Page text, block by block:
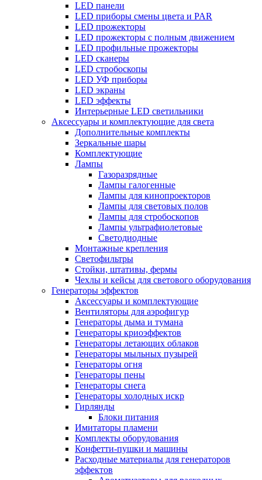
LED панели
LED приборы смены цвета и PAR
LED прожекторы
LED прожекторы с полным движением
LED профильные прожекторы
LED сканеры
LED стробоскопы
LED УФ приборы
LED экраны
LED эффекты
Интерьерные LED светильники
Аксессуары и комплектующие для света
Дополнительные комплекты
Зеркальные шары
Комплектующие
Лампы
Газоразрядные
Лампы галогенные
Лампы для кинопроекторов
Лампы для световых полов
Лампы для стробоскопов
Лампы ультрафиолетовые
Светодиодные
Монтажные крепления
Светофильтры
Стойки, штативы, фермы
Чехлы и кейсы для светового оборудования
Генераторы эффектов
Аксессуары и комплектующие
Вентиляторы для аэрофигур
Генераторы дыма и тумана
Генераторы криоэффектов
Генераторы летающих облаков
Генераторы мыльных пузырей
Генераторы огня
Генераторы пены
Генераторы снега
Генераторы холодных искр
Гирлянды
Блоки питания
Имитаторы пламени
Комплекты оборудования
Конфетти-пушки и машины
Расходные материалы для генераторов
эффектов